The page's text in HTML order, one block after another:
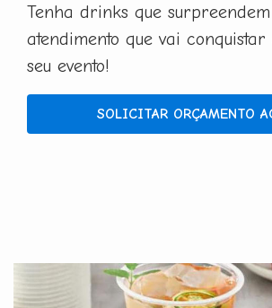
Tenha drinks que
atendimento que vai conquistar
seu evento!
SOLICITAR ORÇAMENTO